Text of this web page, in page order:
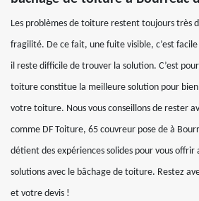
Les problèmes de toiture restent toujours très
fragilité. De ce fait, une fuite visible, c’est
il reste difficile de trouver la solution. C’est
toiture constitue la meilleure solution pour
votre toiture. Nous vous conseillons de rester
comme DF Toiture, 65 couvreur pose de à
détient des expériences solides pour vous offrir
solutions avec le bâchage de toiture. Restez
et votre devis !